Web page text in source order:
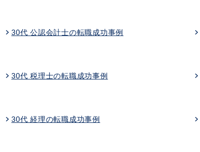
30代 公認会計士の転職成功事例
30代 税理士の転職成功事例
30代 経理の転職成功事例